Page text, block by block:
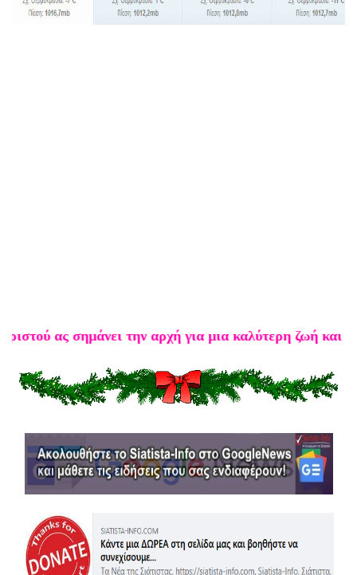
σημάνει την αρχή για μια καλύτερη ζωή και το